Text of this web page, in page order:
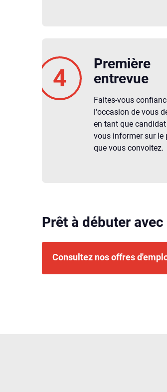
Première
entrevue
Faites-vous
l'occasion de vous
en tant que
vous informer sur le
que vous convoitez.
Prêt à débuter avec
Consultez nos offres